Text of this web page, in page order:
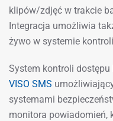
klipów/zdjęć w trakcie
Integracja umożliwia
żywo w systemie
System kontroli dostępu
VISO SMS
systemami
monitora powiadomień,